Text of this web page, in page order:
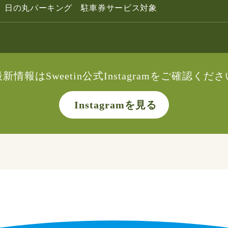
日の丸パーキング 駐車券サービス対象
新情報はSweetin公式Instagramをご確認くださ
Instagramを見る